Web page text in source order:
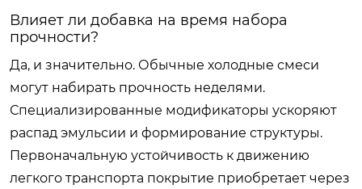
Влияет ли добавка на время набора
прочности?
Да, и значительно. Обычные холодные смеси
могут набирать прочность неделями.
Специализированные модификаторы ускоряют
распад эмульсии и формирование структуры.
Первоначальную устойчивость к движению
легкого транспорта покрытие приобретает через